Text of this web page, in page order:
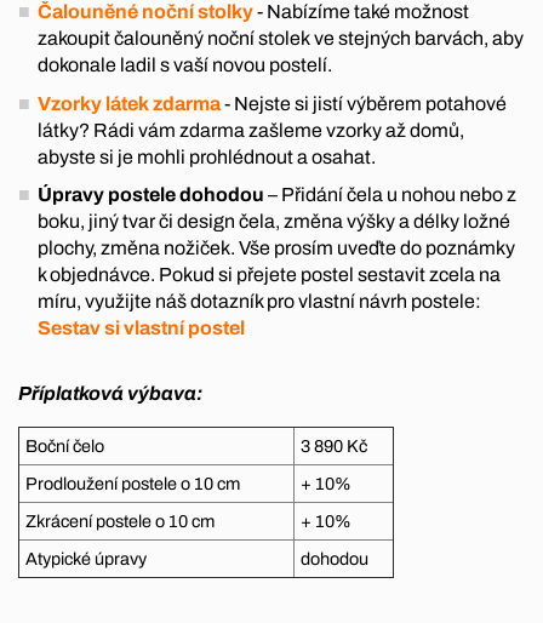
Čalouněné noční stolky- Nabízíme také možnost
zakoupit čalouněný noční stolek ve stejných barvách, aby
dokonale ladil s vaší novou postelí.
Vzorky látek zdarma- Nejste si jistí výběrem potahové
látky? Rádi vám zdarma zašleme vzorky až domů,
abyste si je mohli prohlédnout a osahat.
Úpravy postele dohodou – Přidání čela u nohou nebo z
boku, jiný tvar či design čela, změna výšky a délky ložné
plochy, změna nožiček. Vše prosím uveďte do poznámky
k objednávce. Pokud si přejete postel sestavit zcela na
míru, využijte náš dotazník pro vlastní návrh postele:
Sestav si vlastní postel
Příplatková výbava:
Boční čelo
3 890 Kč
Prodloužení postele o 10 cm
+ 10%
Zkrácení postele o 10 cm
+ 10%
Atypické úpravy
dohodou